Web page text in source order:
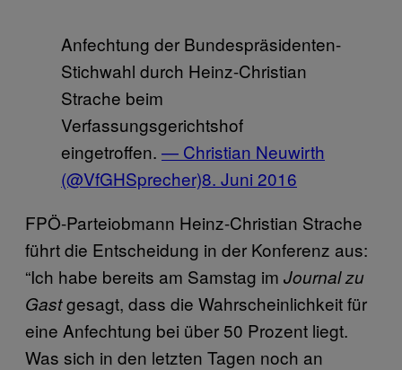
Anfechtung der Bundespräsidenten-
Stichwahl durch Heinz-Christian
Strache beim
Verfassungsgerichtshof
eingetroffen. — Christian Neuwirth
(@VfGHSprecher)8. Juni 2016
FPÖ-Parteiobmann Heinz-Christian Strache
führt die Entscheidung in der Konferenz aus:
“Ich habe bereits am Samstag im Journal zu
Gastgesagt, dass die Wahrscheinlichkeit für
eine Anfechtung bei über 50 Prozent liegt.
Was sich in den letzten Tagen noch an